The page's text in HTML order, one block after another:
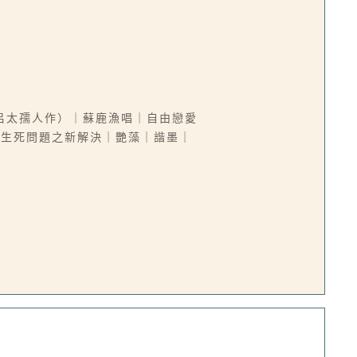
孺人作）｜蘇鹿漁唱｜自由戀愛
死問題之新解決｜艷藻｜諧墨｜